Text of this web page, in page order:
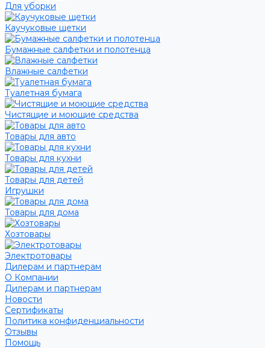
Для уборки
Каучуковые щетки
Бумажные салфетки и полотенца
Влажные салфетки
Туалетная бумага
Чистящие и моющие средства
Товары для авто
Товары для кухни
Товары для детей
Игрушки
Товары для дома
Хозтовары
Электротовары
Дилерам и партнерам
О Компании
Дилерам и партнерам
Новости
Сертификаты
Политика конфиденциальности
Отзывы
Помощь